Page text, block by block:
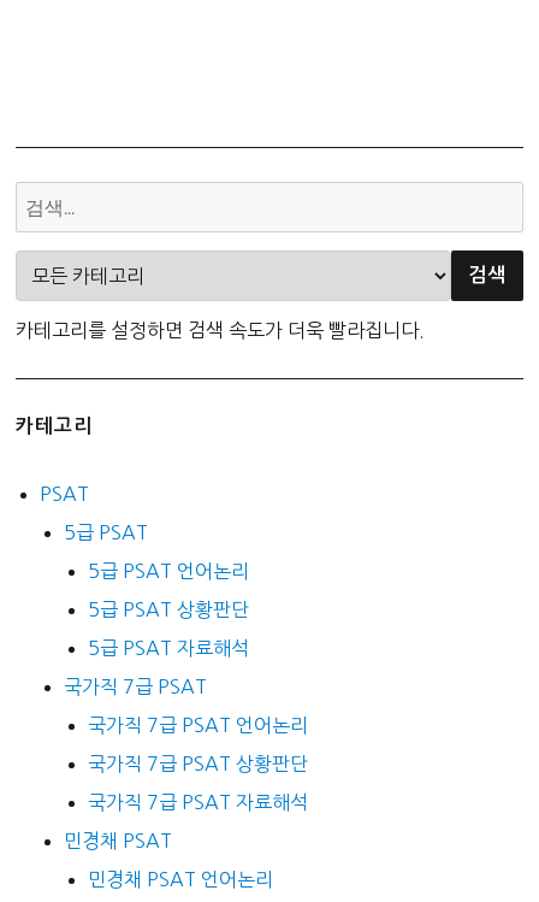
카테고리를 설정하면 검색 속도가 더욱 빨라집니다.
카테고리
PSAT
5급 PSAT
5급 PSAT 언어논리
5급 PSAT 상황판단
5급 PSAT 자료해석
국가직 7급 PSAT
국가직 7급 PSAT 언어논리
국가직 7급 PSAT 상황판단
국가직 7급 PSAT 자료해석
민경채 PSAT
민경채 PSAT 언어논리